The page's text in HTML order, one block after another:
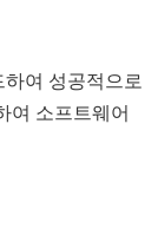
여 성공적으로
여 소프트웨어